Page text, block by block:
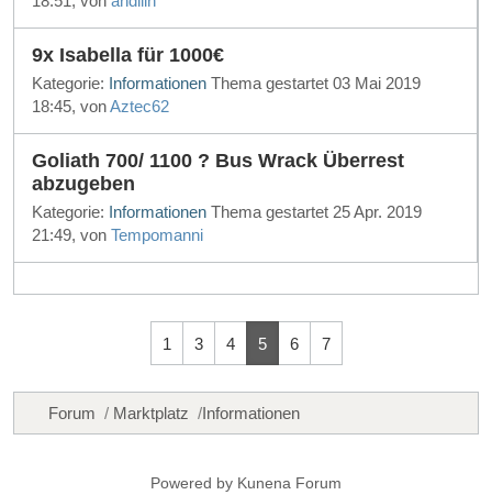
9x Isabella für 1000€
Kategorie: Informationen Thema gestartet 03 Mai 2019
18:45, vonAztec62
Goliath 700/ 1100 ? Bus Wrack Überrest
abzugeben
Kategorie: Informationen Thema gestartet 25 Apr. 2019
21:49, von Tempomanni
1 3 4 5 6 7
Forum Marktplatz Informationen
Powered by Kunena Forum